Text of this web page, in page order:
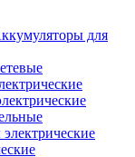
для